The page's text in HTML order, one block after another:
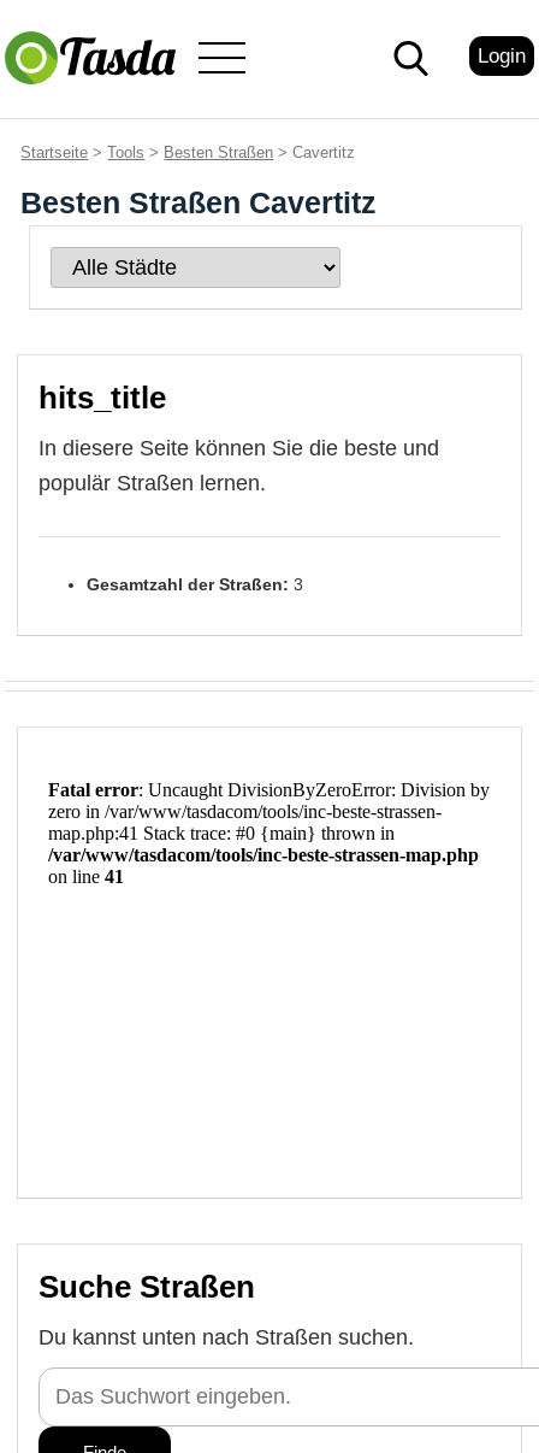
Login
Startseite >Tools > Besten Straßen > Cavertitz
Besten Straßen Cavertitz
hits_title
In diesere Seite können Sie die beste und
populär Straßen lernen.
Gesamtzahl der Straßen: 3
Suche Straßen
Du kannst unten nach Straßen suchen.